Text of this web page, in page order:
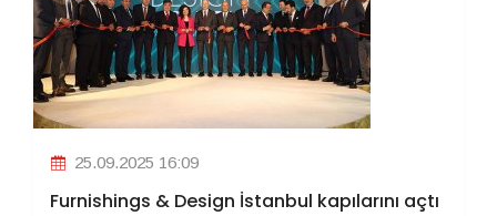
25.09.2025 16:09
Furnishings & Design İstanbul kapılarını açtı